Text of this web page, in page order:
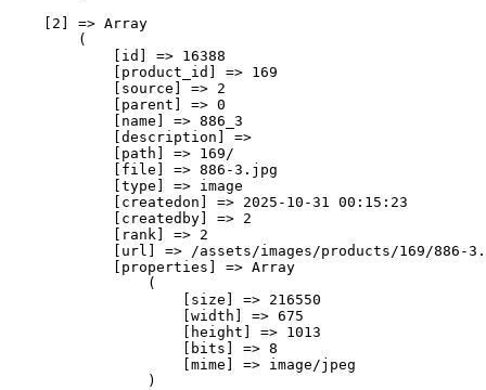
    [2] => Array
        (
            [id] => 16388
            [product_id] => 169
            [source] => 2
            [parent] => 0
            [name] => 886_3
            [description] =>
            [path] => 169/
            [file] => 886-3.jpg
            [type] => image
            [createdon] => 2025-10-31 00:15:23
            [createdby] => 2
            [rank] => 2
[url] => /assets/images/products/169/886-
            [properties] => Array
                (
                    [size] => 216550
                    [width] => 675
                    [height] => 1013
                    [bits] => 8
                    [mime] => image/jpeg
                )